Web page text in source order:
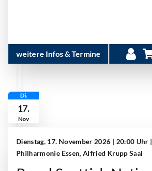
weitere Infos & Termine
Di.
17.
Nov
Dienstag, 17. November 2026 | 20:00 Uhr |
Philharmonie Essen, Alfried Krupp Saal